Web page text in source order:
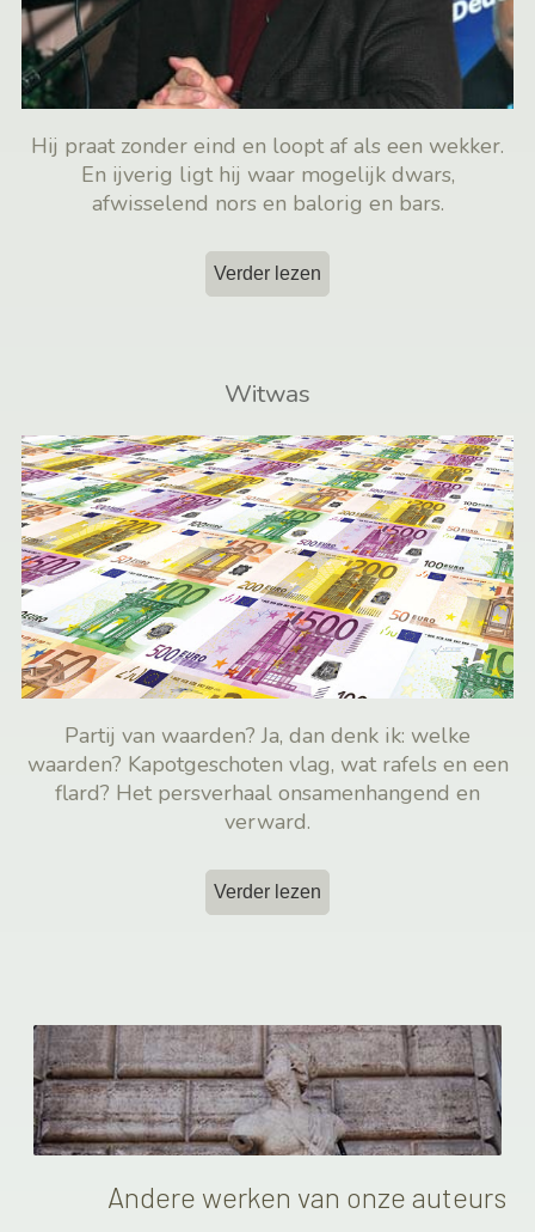
Hij praat zonder eind en loopt af als een wekker.
En ijverig ligt hij waar mogelijk dwars,
afwisselend nors en balorig en bars.
Verder lezen
Witwas
Partij van waarden? Ja, dan denk ik: welke
waarden? Kapotgeschoten vlag, wat rafels en een
flard? Het persverhaal onsamenhangend en
verward.
Verder lezen
Andere werken van onze auteurs